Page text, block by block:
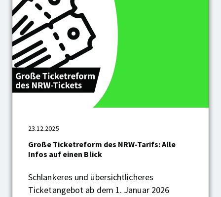
23.12.2025
Große Ticketreform des NRW-Tarifs: Alle
Infos auf einen Blick
Schlankeres und übersichtlicheres
Ticketangebot ab dem 1. Januar 2026
Große
Tarifs:
auf
einen